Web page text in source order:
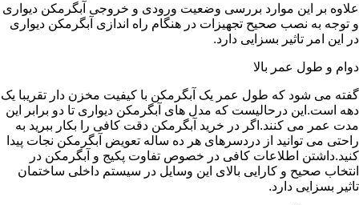
علاوه بر این موارد بررسی وضعیت ورودی و خروجی آبگرمکن دیواری
و توجه به نصب صحیح تجهیزات در هنگام راه اندازی آبگرمکن دیواری
در این امر تاثیر بسزایی دارد.
دوام و طول عمر بالا
گفته می شود که طول عمر یک آبگرمکن با کیفیت مخزن دار تقریبا یک
دهه است.این درحالیست که مدل های آبگرمکن دیواری تا دو برابر این
مدت عمر می کنند.اگر در خرید آبگرمکن دقت کافی را بکار ببرید به
راحتی می توانید از دردسرهای هر ده ساله تعویض آبگرمکن نجات پیدا
کنید.داشتن اطلاعات کافی در خصوص تفاوت پکیج و آبگرمکن در
انتخاب صحیح و کارایی بالای این وسایل در سیستم داخلی ساختمان
تاثیر بسزایی دارد.